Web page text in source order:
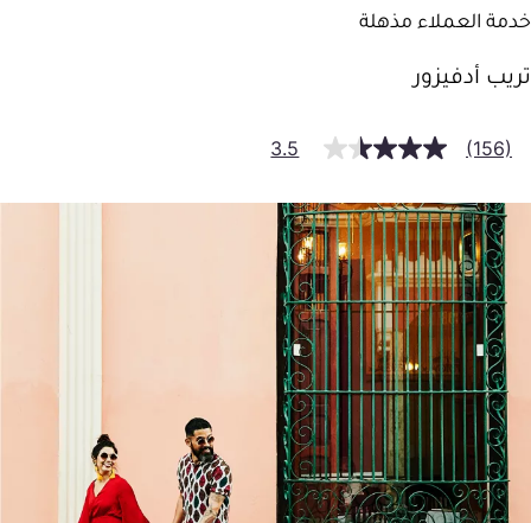
خدمة العملاء مذهلة
تريب أدفيزور
3.5 (156)